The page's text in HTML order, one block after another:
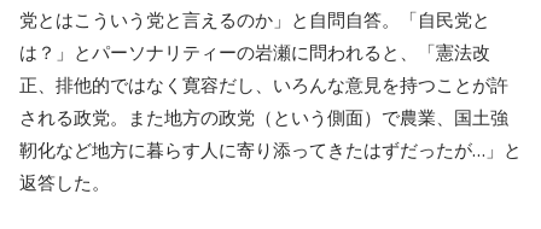
党とはこういう党と言えるのか」と自問自答。「自民党と
は？」とパーソナリティーの岩瀬に問われると、「憲法改
正、排他的ではなく寛容だし、いろんな意見を持つことが許
される政党。また地方の政党（という側面）で農業、国土強
靭化など地方に暮らす人に寄り添ってきたはずだったが…」と
返答した。